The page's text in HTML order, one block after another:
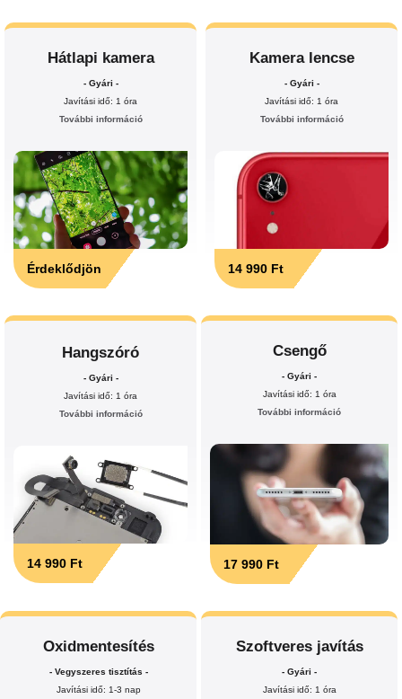
Hátlapi kamera
- Gyári -
Javítási idő: 1 óra
További információ
Érdeklődjön
Kamera lencse
- Gyári -
Javítási idő: 1 óra
További információ
14 990 Ft
Hangszóró
- Gyári -
Javítási idő: 1 óra
További információ
14 990 Ft
Csengő
- Gyári -
Javítási idő: 1 óra
További információ
17 990 Ft
Oxidmentesítés
- Vegyszeres tisztítás -
Javítási idő: 1-3 nap
Szoftveres javítás
- Gyári -
Javítási idő: 1 óra